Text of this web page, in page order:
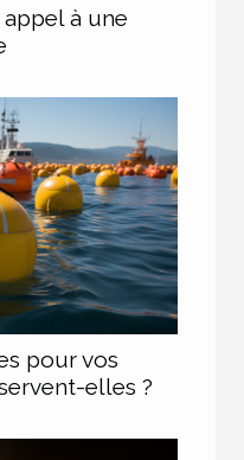
à une
pour vos
elles ?